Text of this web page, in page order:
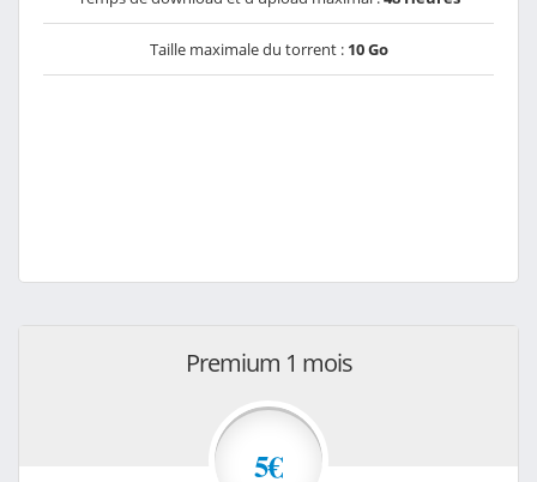
Taille maximale du torrent : 10 Go
Premium 1 mois
5€